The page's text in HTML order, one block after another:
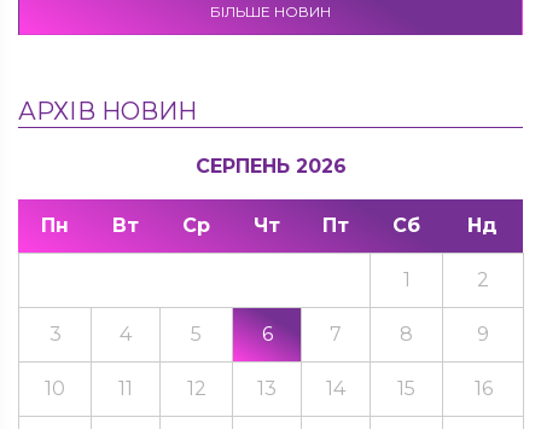
БІЛЬШЕ НОВИН
АРХІВ НОВИН
СЕРПЕНЬ 2026
Пн Вт Ср Чт Пт Сб Нд
1 2
3 4 5 6 7 8 9
10 11 12 13 14 15 16